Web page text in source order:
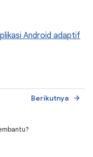
Android adaptif
Berikutnya arrow_forward